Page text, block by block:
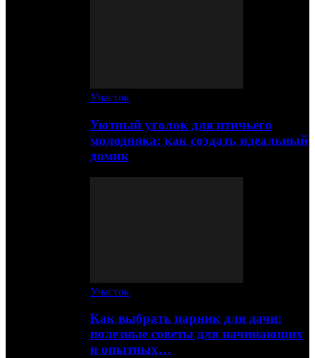
Участок
Уютный уголок для птичьего
молодняка: как создать идеальный
домик
Участок
Как выбрать парник для дачи:
полезные советы для начинающих
и опытных…